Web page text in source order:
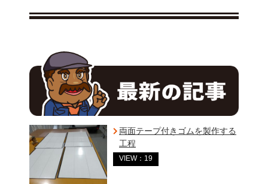
両面テープ付きゴムを製作する
工程
VIEW：19